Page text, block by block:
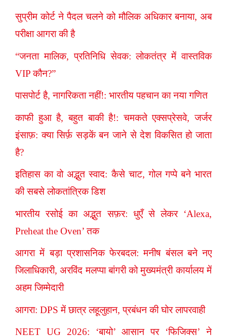
सुप्रीम कोर्ट ने पैदल चलने को मौलिक अधिकार बनाया, अब
परीक्षा आगरा की है
“जनता मालिक, प्रतिनिधि सेवक: लोकतंत्र में वास्तविक
VIP कौन?”
पासपोर्ट है, नागरिकता नहीं!: भारतीय पहचान का नया गणित
काफी हुआ है, बहुत बाकी है!: चमकते एक्सप्रेसवे, जर्जर
इंसाफ़: क्या सिर्फ़ सड़कें बन जाने से देश विकसित हो जाता
है?
इतिहास का वो अद्भुत स्वाद: कैसे चाट, गोल गप्पे बने भारत
की सबसे लोकतांत्रिक डिश
भारतीय रसोई का अद्भुत सफ़र: धुएँ से लेकर ‘Alexa,
Preheat the Oven’ तक
आगरा में बड़ा प्रशासनिक फेरबदल: मनीष बंसल बने नए
जिलाधिकारी, अरविंद मलप्पा बांगरी को मुख्यमंत्री कार्यालय में
अहम जिम्मेदारी
आगरा: DPS में छात्र लहूलुहान, प्रबंधन की घोर लापरवाही
NEET UG 2026: ‘बायो’ आसान पर ‘फिजिक्स’ ने